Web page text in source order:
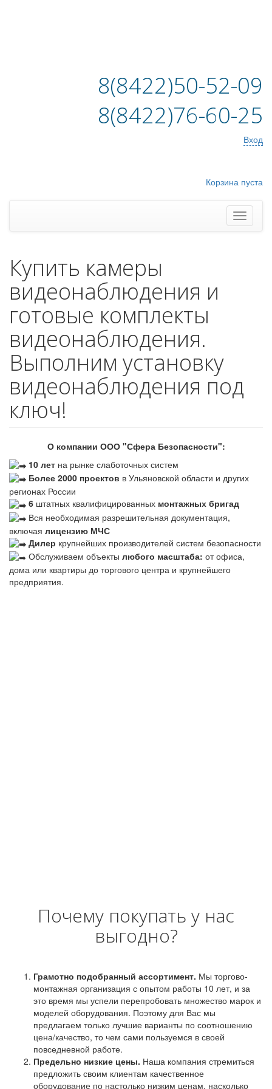
8(8422)50-52-09
8(8422)76-60-25
Вход
Корзина пуста
Купить камеры
видеонаблюдения и
готовые комплекты
видеонаблюдения.
Выполним установку
видеонаблюдения под
ключ!
О компании ООО "Сфера Безопасности":
10 лет на рынке слаботочных систем
Более 2000 проектов в Ульяновской области и других
регионах России
6 штатных квалифицированных монтажных бригад
Вся необходимая разрешительная документация,
включая лицензию МЧС
Дилер крупнейших производителей систем безопасности
Обслуживаем объекты любого масштаба: от офиса,
дома или квартиры до торгового центра и крупнейшего
предприятия.
Почему покупать у нас
выгодно?
Грамотно подобранный ассортимент. Мы торгово-
монтажная организация с опытом работы 10 лет, и за
это время мы успели перепробовать множество марок и
моделей оборудования. Поэтому для Вас мы
предлагаем только лучшие варианты по соотношению
цена/качество, то чем сами пользуемся в своей
повседневной работе.
Предельно низкие цены. Наша компания стремиться
предложить своим клиентам качественное
оборудование по настолько низким ценам, насколько